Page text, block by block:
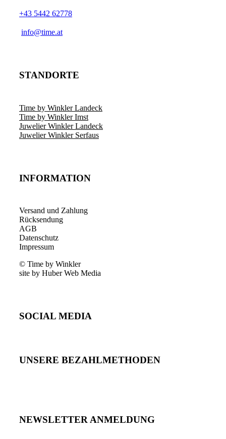
+43 5442 62778
info@time.at
STANDORTE
Time by Winkler Landeck
Time by Winkler Imst
Juwelier Winkler Landeck
Juwelier Winkler Serfaus
INFORMATION
Versand und Zahlung
Rücksendung
AGB
Datenschutz
Impressum
© Time by Winkler
site by Huber Web Media
SOCIAL MEDIA
UNSERE BEZAHLMETHODEN
NEWSLETTER ANMELDUNG